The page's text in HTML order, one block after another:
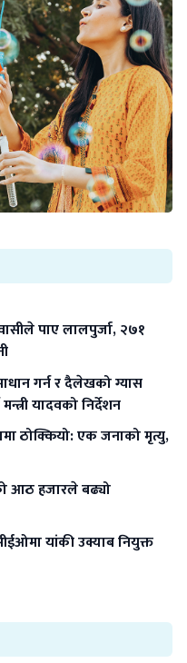
पाए लालपुर्जा, २७१
गर्न र दैलेखको ग्यास
यादवको निर्देशन
ठोक्कियो: एक जनाको मृत्यु,
आठ हजारले बढ्यो
यांकी उक्याब नियुक्त